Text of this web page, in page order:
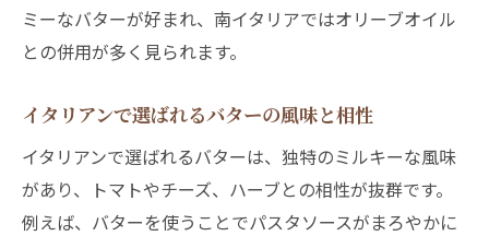
ミーなバターが好まれ、南イタリアではオリーブオイル
との併用が多く見られます。
イタリアンで選ばれるバターの風味と相性
イタリアンで選ばれるバターは、独特のミルキーな風味
があり、トマトやチーズ、ハーブとの相性が抜群です。
例えば、バターを使うことでパスタソースがまろやかに